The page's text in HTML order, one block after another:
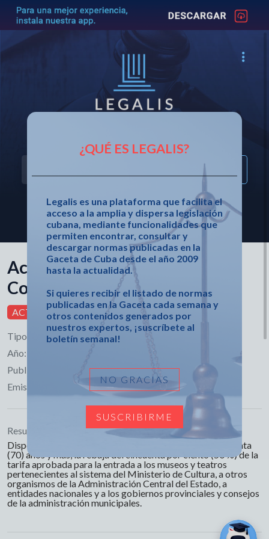
¿QUÉ ES LEGALIS?
Legalis es una plataforma que facilita el
acceso a la amplia y dispersa legislación
cubana, mediante funcionalidades que
permiten encontrar, consultar y
descargar normas publicadas en la
Gaceta de Cuba desde el año 2009
hasta la actualidad.
Si quieres recibir el listado de normas
publicadas en la Gaceta cada semana y
otros contenidos generados por
nuestros expertos, ¡suscríbete al
boletín semanal!
NO GRACIAS
SUSCRIBIRME
OTRAS OPCIONES DE BÚSQUEDA
Acuerdo 10348 de 2026 de
Consejo de Ministros
ACTIVA
Tipo:
Acuerdo
Año:
Publicado en:
Gaceta Extraordinaria No. 68
Emisor:
Consejo de Ministros
Resumen:
Dispone, a favor de las personas adultas mayores de setenta
(70) años y más, la rebaja del cincuenta por ciento (50 %) de la
tarifa aprobada para la entrada a los museos y teatros
pertenecientes al sistema del Ministerio de Cultura, a otros
organismos de la Administración Central del Estado, a
entidades nacionales y a los gobiernos provinciales y consejos
de la administración municipales.